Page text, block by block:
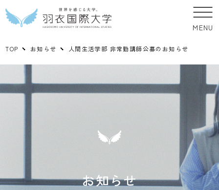
MENU
TOP お知らせ 人間生活学部 非常勤講師公募のお知らせ
お知らせ